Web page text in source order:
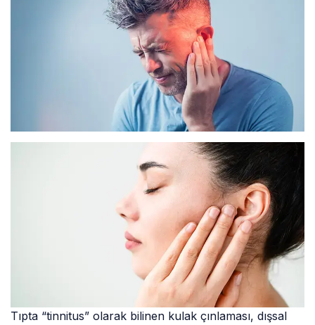
Tıpta “tinnitus” olarak bilinen kulak çınlaması, dışsal